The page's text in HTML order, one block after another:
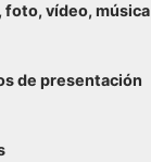
foto, vídeo, música
de presentación